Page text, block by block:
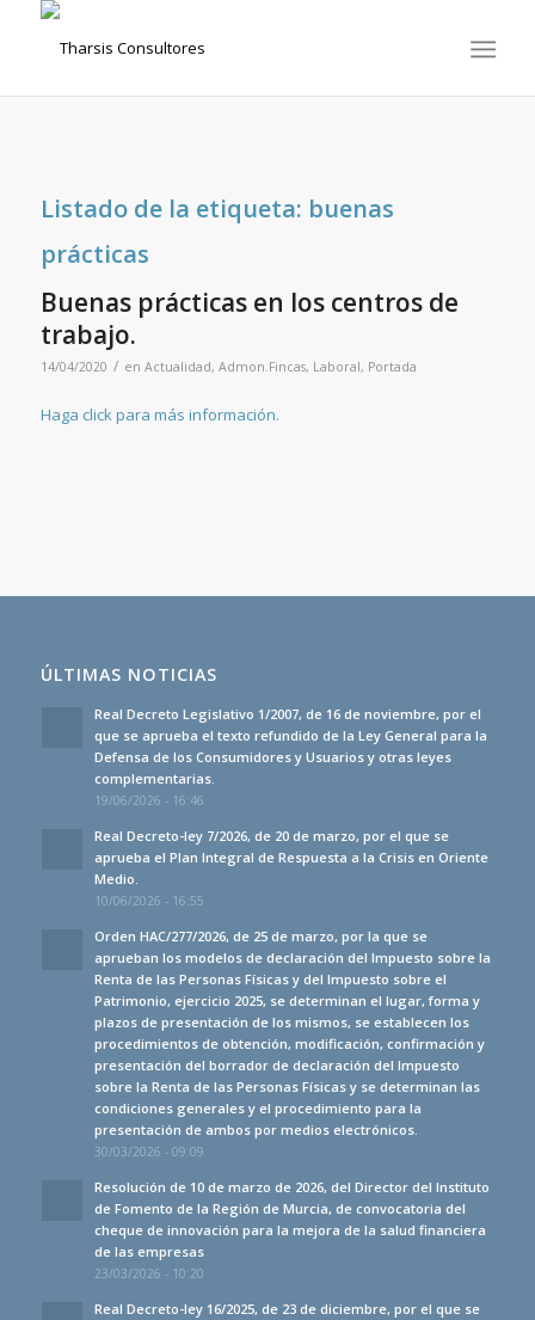
Listado de la etiqueta: buenas
prácticas
Buenas prácticas en los centros de
trabajo.
14/04/2020 / en Actualidad, Admon.Fincas, Laboral, Portada
Haga click para más información.
ÚLTIMAS NOTICIAS
Real Decreto Legislativo 1/2007, de 16 de noviembre, por el
que se aprueba el texto refundido de la Ley General para la
Defensa de los Consumidores y Usuarios y otras leyes
complementarias.
19/06/2026 - 16:46
Real Decreto-ley 7/2026, de 20 de marzo, por el que se
aprueba el Plan Integral de Respuesta a la Crisis en Oriente
Medio.
10/06/2026 - 16:55
Orden HAC/277/2026, de 25 de marzo, por la que se
aprueban los modelos de declaración del Impuesto sobre la
Renta de las Personas Físicas y del Impuesto sobre el
Patrimonio, ejercicio 2025, se determinan el lugar, forma y
plazos de presentación de los mismos, se establecen los
procedimientos de obtención, modificación, confirmación y
presentación del borrador de declaración del Impuesto
sobre la Renta de las Personas Físicas y se determinan las
condiciones generales y el procedimiento para la
presentación de ambos por medios electrónicos.
30/03/2026 - 09:09
Resolución de 10 de marzo de 2026, del Director del Instituto
de Fomento de la Región de Murcia, de convocatoria del
cheque de innovación para la mejora de la salud financiera
de las empresas
23/03/2026 - 10:20
Real Decreto-ley 16/2025, de 23 de diciembre, por el que se